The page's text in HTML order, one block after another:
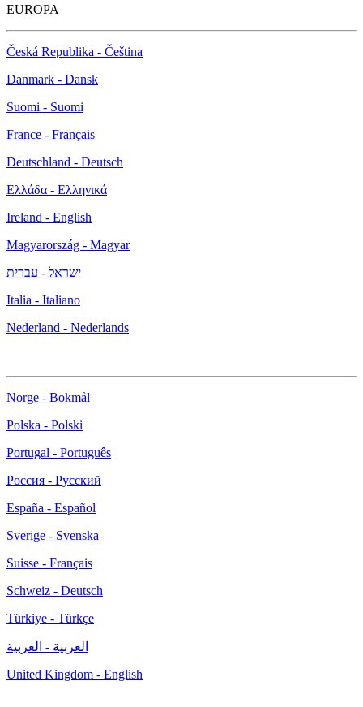
EUROPA
Česká Republika - Čeština
Danmark - Dansk
Suomi - Suomi
France - Français
Deutschland - Deutsch
Ελλάδα - Ελληνικά
Ireland - English
Magyarország - Magyar
ישראל - עברית
Italia - Italiano
Nederland - Nederlands
Norge - Bokmål
Polska - Polski
Portugal - Português
Россия - Русский
España - Español
Sverige - Svenska
Suisse - Français
Schweiz - Deutsch
Türkiye - Türkçe
العربية - العربية
United Kingdom - English